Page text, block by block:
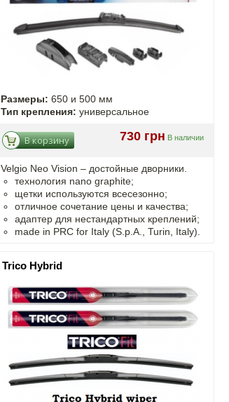
Размеры: 650 и 500 мм
Тип крепления: универсальное
730 грн В наличии
В корзину
Velgio Neo Vision – достойные дворники.
технология nano graphite;
щетки используются всесезонно;
отличное сочетание цены и качества;
адаптер для нестандартных креплений;
made in PRC for Italy (S.p.A., Turin, Italy).
Trico Hybrid